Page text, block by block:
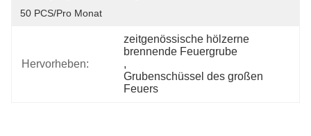
50 PCS/pro Monat
Hervorheben:
zeitgenössische hölzerne
brennende Feuergrube
,
Grubenschüssel des großen
Feuers